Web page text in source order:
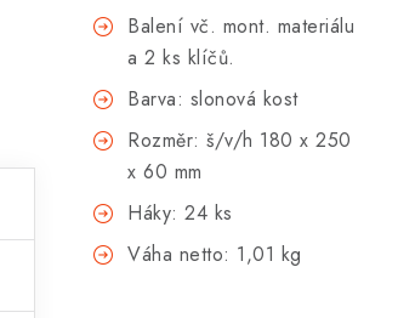
Balení vč. mont. materiálu
a 2 ks klíčů.
Barva: slonová kost
Rozměr: š/v/h 180 x 250
x 60 mm
Háky: 24 ks
Váha netto: 1,01 kg